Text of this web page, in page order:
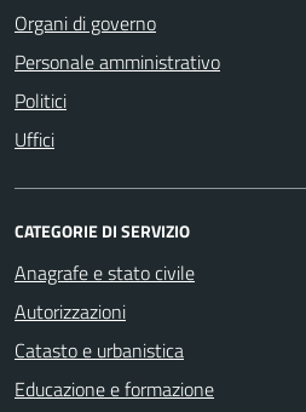
Organi di governo
Personale amministrativo
Politici
Uffici
CATEGORIE DI SERVIZIO
Anagrafe e stato civile
Autorizzazioni
Catasto e urbanistica
Educazione e formazione